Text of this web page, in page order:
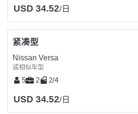
USD 34.52/日
紧凑型
Nissan Versa
或相似车型
5 2 2/4
USD 34.52/日